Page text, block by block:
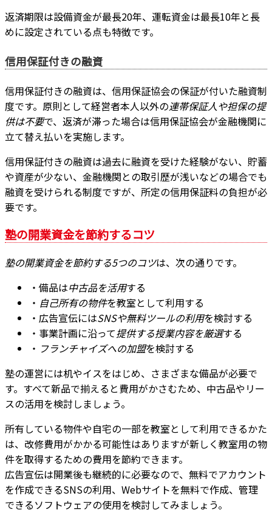
返済期限は設備資金が最長20年、運転資金は最長10年と長
めに設定されている点も特徴です。
信用保証付きの融資
信用保証付きの融資は、信用保証協会の保証が付いた融資制
度です。原則として経営者本人以外の連帯保証人や担保の提
供は不要で、返済が滞った場合は信用保証協会が金融機関に
立て替え払いを実施します。
信用保証付きの融資は過去に融資を受けた経験がない、貯蓄
や資産が少ない、金融機関との取引歴が浅いなどの場合でも
融資を受けられる制度ですが、所定の信用保証料の負担が必
要です。
塾の開業資金を節約するコツ
塾の開業資金を節約する5つのコツは、次の通りです。
・備品は中古品を活用する
・ 自己所有の物件を教室として利用する
・広告宣伝にはSNSや無料ツールの利用を検討する
・事業計画に沿って提供する授業内容を厳選する
・ フランチャイズへの加盟を検討する
塾の運営には机やイスをはじめ、さまざまな備品が必要で
す。すべて新品で揃えると費用がかさむため、中古品やリー
スの活用を検討しましょう。
所有している物件や自宅の一部を教室として利用できるかた
は、改修費用がかかる可能性はありますが新しく教室用の物
件を取得するための費用を節約できます。
広告宣伝は開業後も継続的に必要なので、無料でアカウント
を作成できるSNSの利用、Webサイトを無料で作成、管理
できるソフトウェアの使用を検討してみましょう。